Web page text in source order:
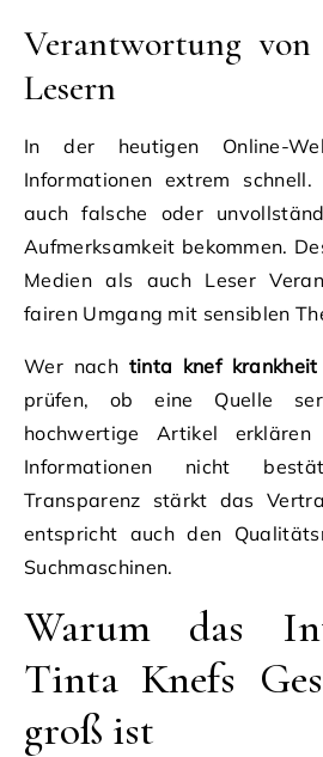
Verantwortung
Lesern
In der heutigen Online-
Informationen extrem schnell.
auch falsche oder
Aufmerksamkeit bekommen.
Medien als auch Leser
fairen Umgang mit sensiblen
Wer nach tinta knef krankheit
prüfen, ob eine Quelle
hochwertige Artikel
Informationen nicht
Transparenz stärkt das
entspricht auch den
Suchmaschinen.
Warum das
Tinta Knefs
groß ist